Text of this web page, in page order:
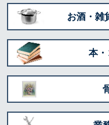
お酒・雑
本